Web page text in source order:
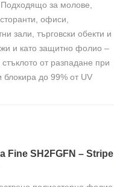
за молове,
офиси,
зали, търговски обекти и
и като защитно фолио –
от разпадане при
блокира до 99% от UV
Fine SH2FGFN – Stripe